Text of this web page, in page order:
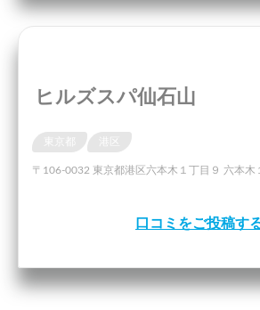
ヒルズスパ仙石山
東京都 港区
〒106-0032 東京都港区六本木１丁目９ 六本木
口コミをご投稿す